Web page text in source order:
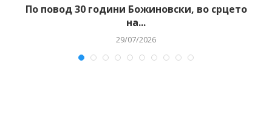
По повод 30 години Божиновски, во срцето
на...
29/07/2026